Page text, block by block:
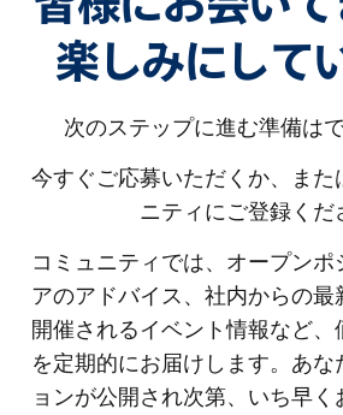
楽しみにして
次のステップに進む準備は
今すぐご応募いただくか、また
ニティにご登録くだ
コミュニティでは、オープンポ
アのアドバイス、社内からの
開催されるイベント情報など、
を定期的にお届けします。あ
ョンが公開され次第、いち早く